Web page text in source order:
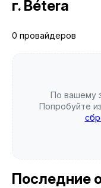
г. Bétera
0 провайдеров
По вашему
Попробуйте
Последние